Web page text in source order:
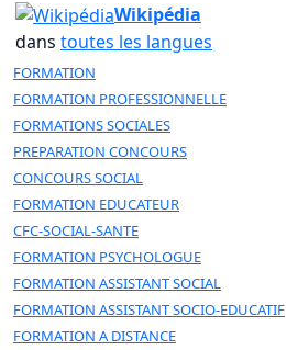
Wikipédia
dans toutes les langues
FORMATION
FORMATION PROFESSIONNELLE
FORMATIONS SOCIALES
PREPARATION CONCOURS
CONCOURS SOCIAL
FORMATION EDUCATEUR
CFC-SOCIAL-SANTE
FORMATION PSYCHOLOGUE
FORMATION ASSISTANT SOCIAL
FORMATION ASSISTANT SOCIO-EDUCATIF
FORMATION A DISTANCE